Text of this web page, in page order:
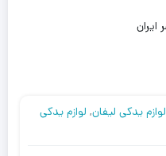
لوازم یدکی لیفان, لوازم یدکی